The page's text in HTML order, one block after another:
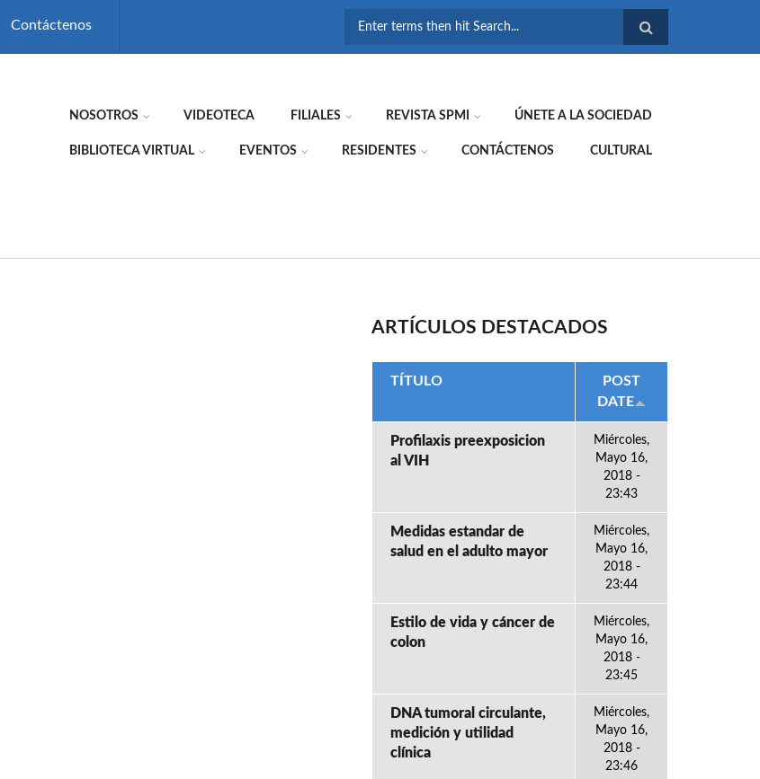
Contáctenos
NOSOTROS VIDEOTECA FILIALES REVISTA SPMI ÚNETE A LA SOCIEDAD
BIBLIOTECA VIRTUAL EVENTOS RESIDENTES CONTÁCTENOS CULTURAL
ARTÍCULOS DESTACADOS
TÍTULO
POST
DATE
Profilaxis preexposicion
al VIH
Miércoles,
Mayo 16,
2018 -
23:43
Medidas estandar de
salud en el adulto mayor
Miércoles,
Mayo 16,
2018 -
23:44
Estilo de vida y cáncer de
colon
Miércoles,
Mayo 16,
2018 -
23:45
DNA tumoral circulante,
medición y utilidad
clínica
Miércoles,
Mayo 16,
2018 -
23:46